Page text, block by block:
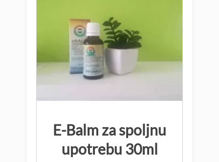
E-Balm za spoljnu
upotrebu 30ml